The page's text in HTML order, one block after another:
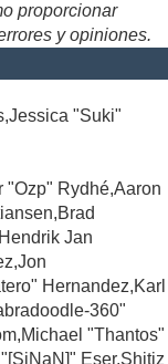
proporcionar
y opiniones.
"Suki"
"Ozp" Rydhé,Aaron
Jan
Hernandez,Karl
360"
"Thantos"
Eser,Shitiz